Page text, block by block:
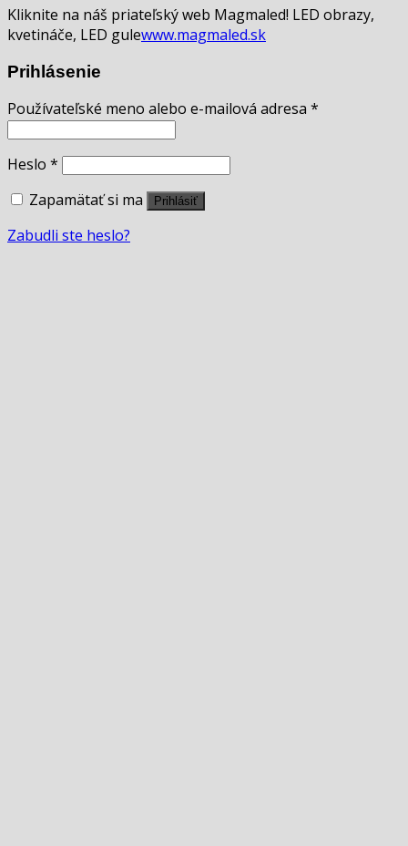
Kliknite na náš priateľský web Magmaled! LED obrazy,
kvetináče, LED gulewww.magmaled.sk
Prihlásenie
Používateľské meno alebo e-mailová adresa *
Heslo *
Zapamätať si ma
Prihlásiť
Zabudli ste heslo?